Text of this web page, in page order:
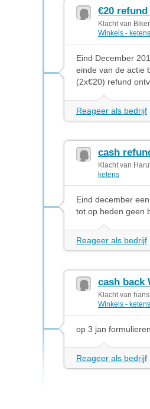
€20
Klacht van
Winkels - ketens
Eind December
einde van de actie
(2x€20) refund
Reageer als bedrijf
cash
Klacht van
ketens
Eind december
tot op heden geen
Reageer als bedrijf
cash back
Klacht van
Winkels - ketens
op 3 jan
Reageer als bedrijf